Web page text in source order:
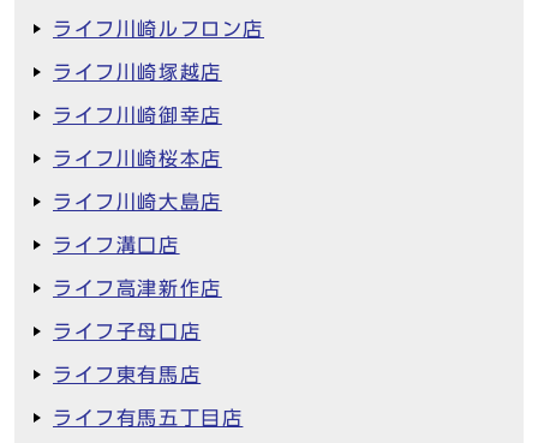
ライフ川崎ルフロン店
ライフ川崎塚越店
ライフ川崎御幸店
ライフ川崎桜本店
ライフ川崎大島店
ライフ溝口店
ライフ高津新作店
ライフ子母口店
ライフ東有馬店
ライフ有馬五丁目店